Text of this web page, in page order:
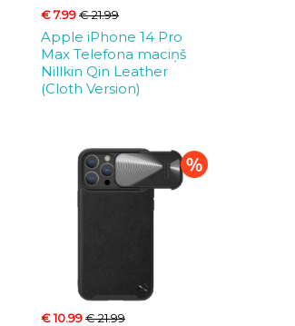
€ 7.99€ 21.99
Apple iPhone 14 Pro
Max Telefona maciņš
Nillkin Qin Leather
(Cloth Version)
€ 10.99€ 21.99